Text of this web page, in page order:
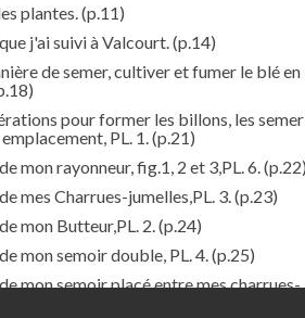
plantes. (p.11)
j'ai suivi à Valcourt. (p.14)
de semer, cultiver et fumer le blé en
pour former les billons, les
PL. 1. (p.21)
mon rayonneur, fig.1, 2 et 3,PL. 6.
mes Charrues-jumelles,PL. 3. (p.23)
mon Butteur,PL. 2. (p.24)
mon semoir double, PL. 4. (p.25)
mon semoir placé entre mes charrues-